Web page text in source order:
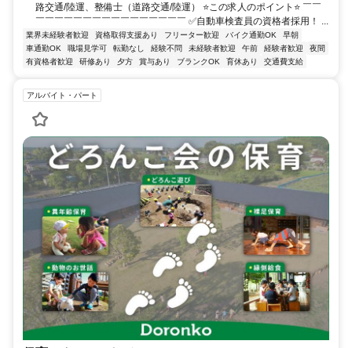
路交通/陸運、整備士（道路交通/陸運） ⭐この求人のポイント⭐ ￣￣
￣￣￣￣￣￣￣￣￣￣￣￣￣￣￣￣ ✅自動車検査員の資格者採用！ ...
業界未経験者歓迎 資格取得支援あり フリーター歓迎 バイク通勤OK
早朝
車通勤OK
職場見学可 転勤なし 経験不問 未経験者歓迎 午前 経験者歓迎
夜間
有資格者歓迎
研修あり 夕方 賞与あり ブランクOK 育休あり 交通費支給
アルバイト・パート